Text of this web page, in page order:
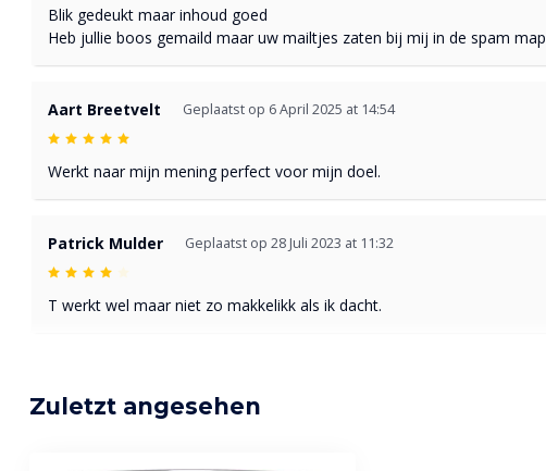
Blik gedeukt maar inhoud goed
Heb jullie boos gemaild maar uw mailtjes zaten bij mij in de spam map
Aart Breetvelt Geplaatst op 6 April 2025 at 14:54
Werkt naar mijn mening perfect voor mijn doel.
Patrick Mulder Geplaatst op 28 Juli 2023 at 11:32
T werkt wel maar niet zo makkelikk als ik dacht.
Zuletzt angesehen